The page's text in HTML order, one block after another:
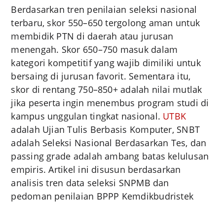
Berdasarkan tren penilaian seleksi nasional
terbaru, skor 550–650 tergolong aman untuk
membidik PTN di daerah atau jurusan
menengah. Skor 650–750 masuk dalam
kategori kompetitif yang wajib dimiliki untuk
bersaing di jurusan favorit. Sementara itu,
skor di rentang 750–850+ adalah nilai mutlak
jika peserta ingin menembus program studi di
kampus unggulan tingkat nasional. UTBK
adalah Ujian Tulis Berbasis Komputer, SNBT
adalah Seleksi Nasional Berdasarkan Tes, dan
passing grade adalah ambang batas kelulusan
empiris. Artikel ini disusun berdasarkan
analisis tren data seleksi SNPMB dan
pedoman penilaian BPPP Kemdikbudristek